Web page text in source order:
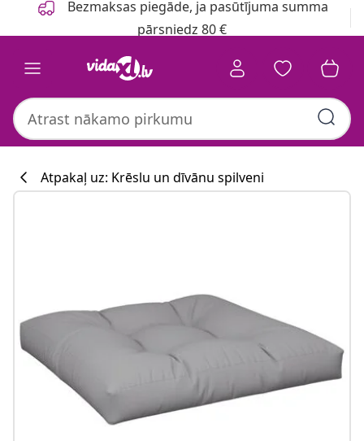
Bezmaksas piegāde, ja pasūtījuma summa
pārsniedz 80 €
Atpakaļ uz: Krēslu un dīvānu spilveni